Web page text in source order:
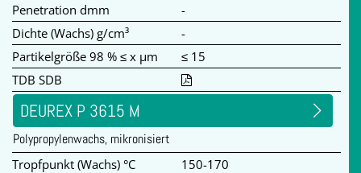
Penetration dmm
-
Dichte (Wachs) g/cm³
-
Partikelgröße 98 % ≤ x µm
≤ 15
TDB SDB
DEUREX P 3615 M
Polypropylenwachs, mikronisiert
Tropfpunkt (Wachs) °C
150-170